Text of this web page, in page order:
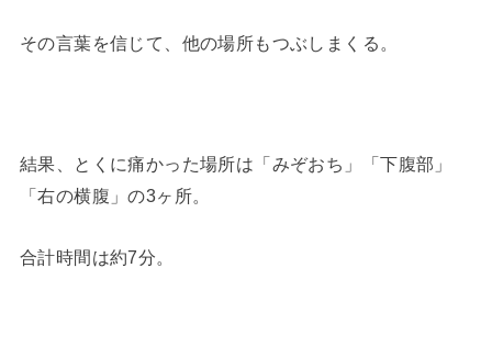
その言葉を信じて、他の場所もつぶしまくる。
結果、とくに痛かった場所は「みぞおち」「下腹部」
「右の横腹」の3ヶ所。
合計時間は約7分。